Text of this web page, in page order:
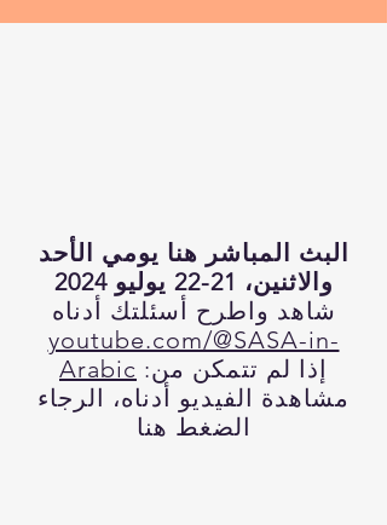
البث المباشر هنا يومي الأحد
والاثنين، 21-22 يوليو 2024
شاهد واطرح أسئلتك أدناه
youtube.com/@SASA-in-
Arabic :إذا لم تتمكن من
مشاهدة الفيديو أدناه، الرجاء
الضغط هنا